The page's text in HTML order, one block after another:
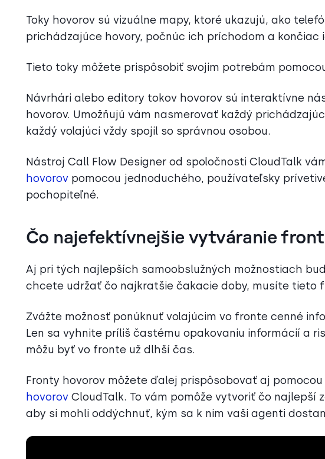
Toky hovorov sú vizuálne mapy, ktoré ukazujú, ako
prichádzajúce hovory, počnúc ich príchodom a končiac
Tieto toky môžete prispôsobiť svojim potrebám
Návrhári alebo editory tokov hovorov sú interaktívne
hovorov. Umožňujú vám nasmerovať každý
každý volajúci vždy spojil so správnou osobou.
Nástroj Call Flow Designer od spoločnosti CloudTalk
hovorov pomocou jednoduchého, používateľsky
pochopiteľné.
Čo najefektívnejšie vytváranie
Aj pri tých najlepších samoobslužných možnostiach
chcete udržať čo najkratšie čakacie doby, musíte tieto
Zvážte možnosť ponúknuť volajúcim vo fronte cenné
Len sa vyhnite príliš častému opakovaniu informácií a
môžu byť vo fronte už dlhší čas.
Fronty hovorov môžete ďalej prispôsobovať aj
hovorov CloudTalk. To vám pomôže vytvoriť čo najlepší
aby si mohli oddýchnuť, kým sa k nim vaši agenti